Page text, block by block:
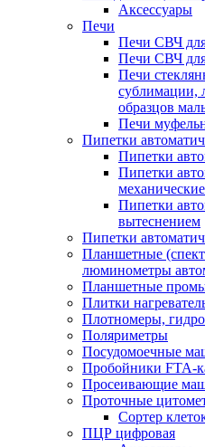
Аксессуары
Печи
Печи СВЧ
Печи СВЧ
Печи
сублимации,
образцов
Печи
Пипетки
Пипетки
Пипетки
Пипетки
вытеснением
Пипетки
Планшетные
люминометры
Планшетные
Плитки
Плотномеры,
Поляриметры
Посудомоечные
Пробойники FTA-
Просеивающие
Проточные
Сортер
ПЦР цифровая